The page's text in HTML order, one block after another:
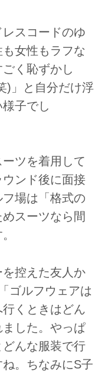
スコードのゆ
女性もラフな
く恥ずかし
」と自分だけ浮
子でし
ツを着用して
ンド後に面接
場は「格式の
スーツなら間
控えた友人か
ゴルフウェアは
くときはどん
した。やっぱ
んな服装で行
。ちなみにS子